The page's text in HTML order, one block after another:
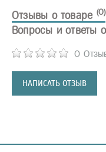
Отзывы о товаре (0)
0
НАПИСАТЬ ОТЗЫВ
Вопросы и ответы